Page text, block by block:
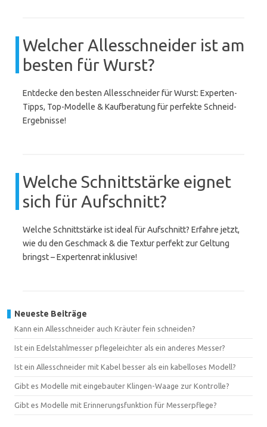
Welcher Allesschneider ist am
besten für Wurst?
Entdecke den besten Allesschneider für Wurst: Experten-
Tipps, Top-Modelle & Kaufberatung für perfekte Schneid-
Ergebnisse!
Welche Schnittstärke eignet
sich für Aufschnitt?
Welche Schnittstärke ist ideal für Aufschnitt? Erfahre jetzt,
wie du den Geschmack & die Textur perfekt zur Geltung
bringst – Expertenrat inklusive!
Neueste Beiträge
Kann ein Allesschneider auch Kräuter fein schneiden?
Ist ein Edelstahlmesser pflegeleichter als ein anderes Messer?
Ist ein Allesschneider mit Kabel besser als ein kabelloses Modell?
Gibt es Modelle mit eingebauter Klingen-Waage zur Kontrolle?
Gibt es Modelle mit Erinnerungsfunktion für Messerpflege?